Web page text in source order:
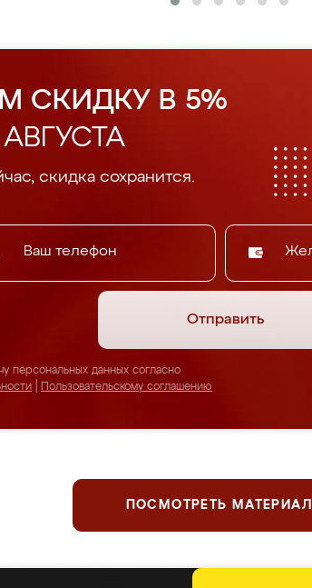
СКИДКУ В 5%
скидка сохранится.
Отправить
персональных данных согласно
Пользовательскому соглашению
ПОСМОТРЕТЬ